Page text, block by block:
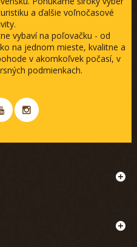
a ďalšie voľnočasové
vybaví na poľovačku - od
na jednom mieste, kvalitne a
v akomkoľvek počasí, v
podmienkach.